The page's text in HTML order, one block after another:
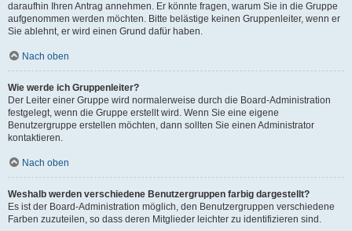
daraufhin Ihren Antrag annehmen. Er könnte fragen, warum Sie in die Gruppe
aufgenommen werden möchten. Bitte belästige keinen Gruppenleiter, wenn er
Sie ablehnt, er wird einen Grund dafür haben.
Nach oben
Wie werde ich Gruppenleiter?
Der Leiter einer Gruppe wird normalerweise durch die Board-Administration
festgelegt, wenn die Gruppe erstellt wird. Wenn Sie eine eigene
Benutzergruppe erstellen möchten, dann sollten Sie einen Administrator
kontaktieren.
Nach oben
Weshalb werden verschiedene Benutzergruppen farbig dargestellt?
Es ist der Board-Administration möglich, den Benutzergruppen verschiedene
Farben zuzuteilen, so dass deren Mitglieder leichter zu identifizieren sind.